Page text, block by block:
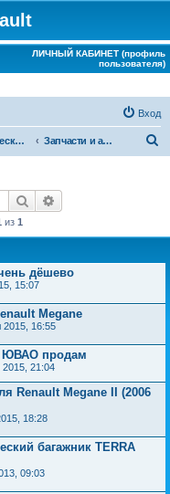
ЛИЧНЫЙ КАБИНЕТ (профиль
пользователя)
Вход
Коммерческие разделы Запчасти и аксессуары
Поиск
из 1
дёшево
15:07
Megane
2015, 16:55
ЮВАО продам
21:04
Renault Megane II (2006
18:28
багажник TERRA
09:03